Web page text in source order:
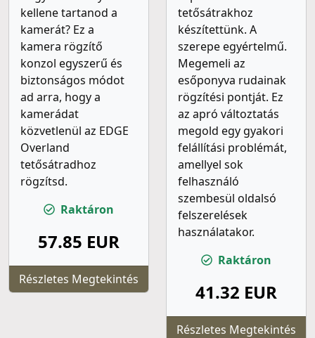
kellene tartanod a
kamerát? Ez a
kamera rögzítő
konzol egyszerű és
biztonságos módot
ad arra, hogy a
kamerádat
közvetlenül az EDGE
Overland
tetősátradhoz
rögzítsd.
Raktáron
57.85 EUR
Részletes Megtekintés
tetősátrakhoz
készítettünk. A
szerepe egyértelmű.
Megemeli az
esőponyva rudainak
rögzítési pontját. Ez
az apró változtatás
megold egy gyakori
felállítási problémát,
amellyel sok
felhasználó
szembesül oldalsó
felszerelések
használatakor.
Raktáron
41.32 EUR
Részletes Megtekintés